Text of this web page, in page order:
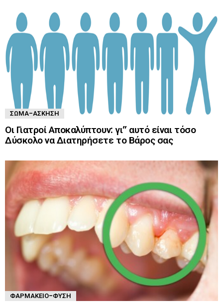
ΣΏΜΑ-ΆΣΚΗΣΗ
Οι Γιατροί Αποκαλύπτουν: γι” αυτό είναι τόσο
Δύσκολο να Διατηρήσετε το Βάρος σας
ΦΑΡΜΑΚΕΊΟ-ΦΎΣΗ